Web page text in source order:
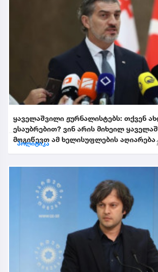
ყაველაშვილი ჟურნალისტებს: თქვენ
ესაუბრებით? ვინ არის მიხეილ
მოგიწევთ ამ ხელისუფლების
პოლიტიკა